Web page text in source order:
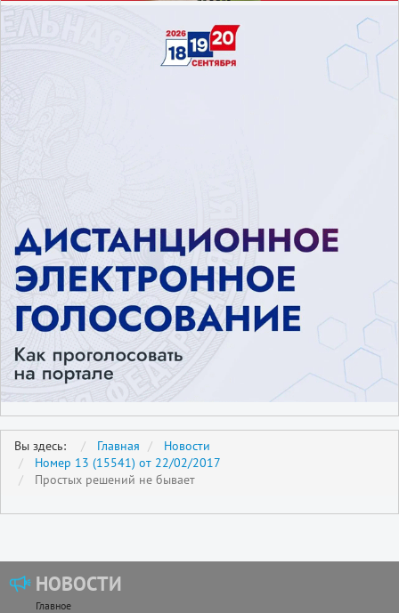
Вы здесь: Главная
Новости
Номер 13 (15541) от 22/02/2017
Простых решений не бывает
НОВОСТИ
Главное